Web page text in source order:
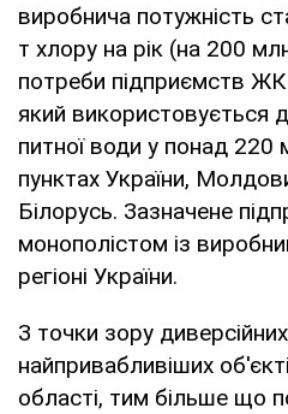
виробнича потужність
т хлору на рік (на 200
потреби підприємств
який використовується
питної води у понад 220
пунктах України,
Білорусь. Зазначене
монополістом із
регіоні України.
З точки зору
найпривабливіших
області, тим більше що